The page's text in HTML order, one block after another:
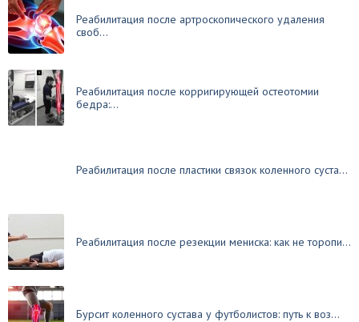
Реабилитация после артроскопического удаления
своб...
Реабилитация после корригирующей остеотомии
бедра:...
Реабилитация после пластики связок коленного суста...
Реабилитация после резекции мениска: как не торопи...
Бурсит коленного сустава у футболистов: путь к воз...